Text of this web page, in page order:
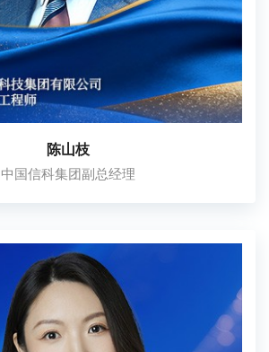
陈山枝
中国信科集团副总经理